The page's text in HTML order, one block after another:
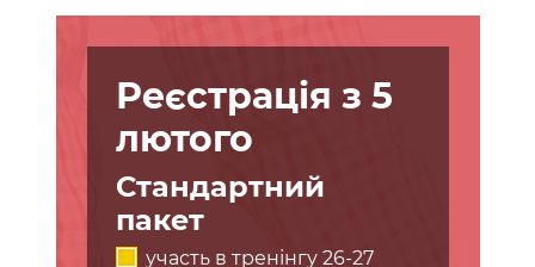
Реєстрація з 5
лютого
Стандартний
пакет
участь в тренінгу 26-27